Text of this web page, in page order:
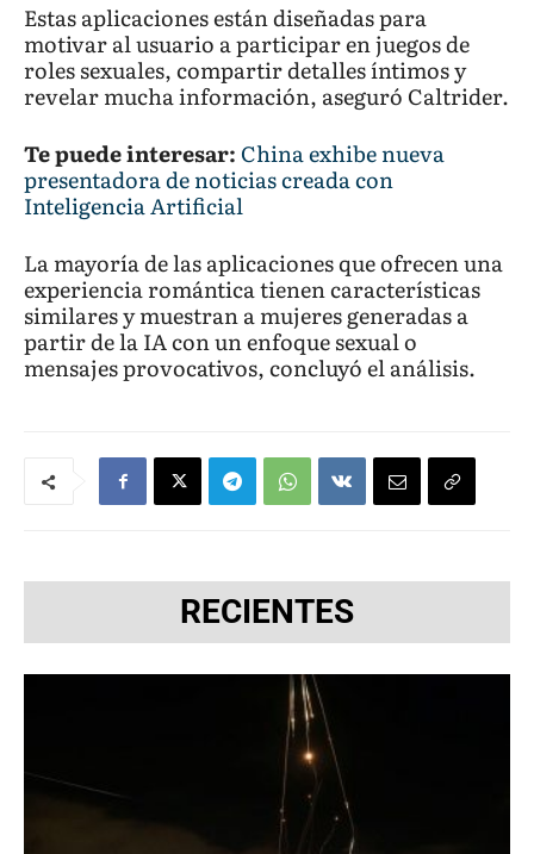
Estas aplicaciones están diseñadas para
motivar al usuario a participar en juegos de
roles sexuales, compartir detalles íntimos y
revelar mucha información, aseguró Caltrider.
Te puede interesar: China exhibe nueva
presentadora de noticias creada con
Inteligencia Artificial
La mayoría de las aplicaciones que ofrecen una
experiencia romántica tienen características
similares y muestran a mujeres generadas a
partir de la IA con un enfoque sexual o
mensajes provocativos, concluyó el análisis.
RECIENTES